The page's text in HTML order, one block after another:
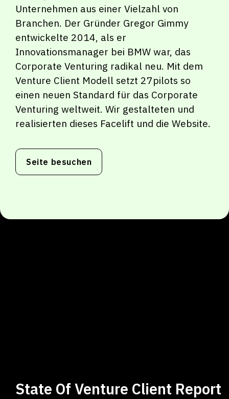
Unternehmen aus einer Vielzahl von
Branchen. Der Gründer Gregor Gimmy
entwickelte 2014, als er
Innovationsmanager bei BMW war, das
Corporate Venturing radikal neu. Mit dem
Venture Client Modell setzt 27pilots so
einen neuen Standard für das Corporate
Venturing weltweit. Wir gestalteten und
realisierten dieses Facelift und die Website.
Seite besuchen
State Of Venture Client Report